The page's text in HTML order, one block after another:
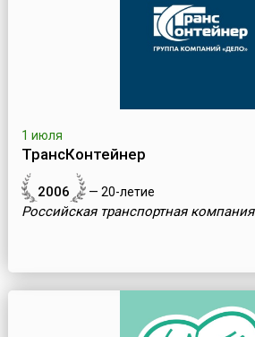
1 июля
ТрансКонтейнер
2006 — 20-летие
Российская транспортная компания